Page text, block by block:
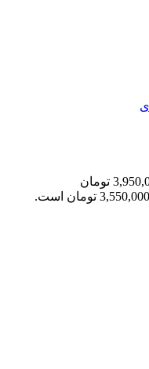
قیمت اصلی 3,950,000 تومان